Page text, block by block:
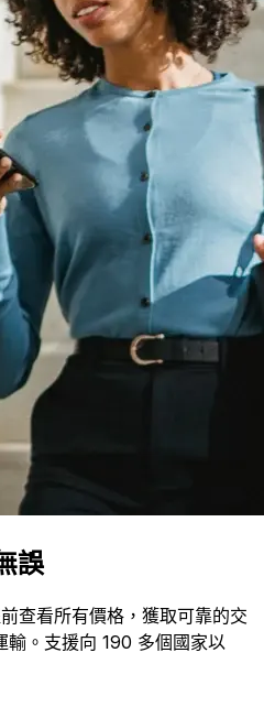
誤
查看所有價格，獲取可靠的交
輸。支援向 190 多個國家以